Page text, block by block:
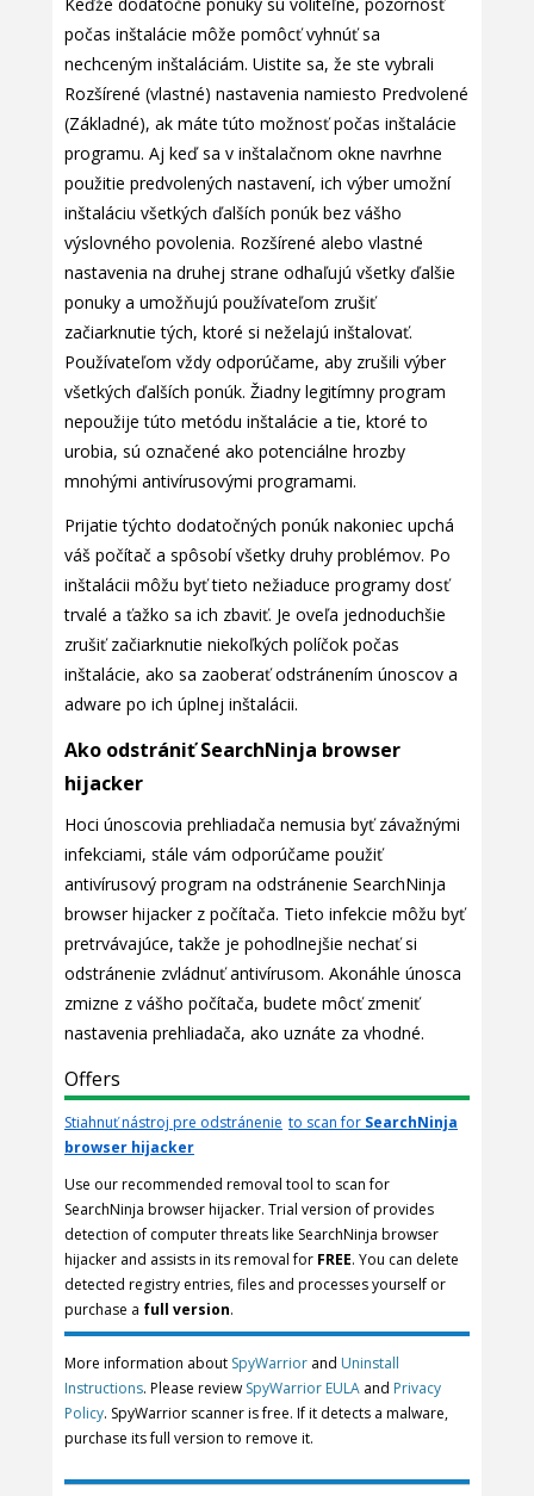
Keďže dodatočné ponuky sú voliteľné, pozornosť
počas inštalácie môže pomôcť vyhnúť sa
nechceným inštaláciám. Uistite sa, že ste vybrali
Rozšírené (vlastné) nastavenia namiesto Predvolené
(Základné), ak máte túto možnosť počas inštalácie
programu. Aj keď sa v inštalačnom okne navrhne
použitie predvolených nastavení, ich výber umožní
inštaláciu všetkých ďalších ponúk bez vášho
výslovného povolenia. Rozšírené alebo vlastné
nastavenia na druhej strane odhaľujú všetky ďalšie
ponuky a umožňujú používateľom zrušiť
začiarknutie tých, ktoré si neželajú inštalovať.
Používateľom vždy odporúčame, aby zrušili výber
všetkých ďalších ponúk. Žiadny legitímny program
nepoužije túto metódu inštalácie a tie, ktoré to
urobia, sú označené ako potenciálne hrozby
mnohými antivírusovými programami.
Prijatie týchto dodatočných ponúk nakoniec upchá
váš počítač a spôsobí všetky druhy problémov. Po
inštalácii môžu byť tieto nežiaduce programy dosť
trvalé a ťažko sa ich zbaviť. Je oveľa jednoduchšie
zrušiť začiarknutie niekoľkých políčok počas
inštalácie, ako sa zaoberať odstránením únoscov a
adware po ich úplnej inštalácii.
Ako odstrániť SearchNinja browser
hijacker
Hoci únoscovia prehliadača nemusia byť závažnými
infekciami, stále vám odporúčame použiť
antivírusový program na odstránenie SearchNinja
browser hijacker z počítača. Tieto infekcie môžu byť
pretrvávajúce, takže je pohodlnejšie nechať si
odstránenie zvládnuť antivírusom. Akonáhle únosca
zmizne z vášho počítača, budete môcť zmeniť
nastavenia prehliadača, ako uznáte za vhodné.
Offers
Stiahnuť nástroj pre odstránenie to scan for SearchNinja
browser hijacker
Use our recommended removal tool to scan for
SearchNinja browser hijacker. Trial version of provides
detection of computer threats like SearchNinja browser
hijacker and assists in its removal for FREE. You can delete
detected registry entries, files and processes yourself or
purchase a full version.
More information about SpyWarrior and Uninstall
Instructions. Please review SpyWarrior EULA and Privacy
Policy. SpyWarrior scanner is free. If it detects a malware,
purchase its full version to remove it.